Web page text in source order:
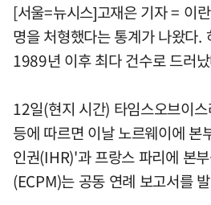
[서울=뉴시스]고재은 기자 = 이
명을 처형했다는 통계가 나왔다.
1989년 이후 최다 건수로 드러
12일(현지 시간) 타임스오브이
등에 따르면 이날 노르웨이에 본
인권(IHR)'과 프랑스 파리에 본
(ECPM)는 공동 연례 보고서를